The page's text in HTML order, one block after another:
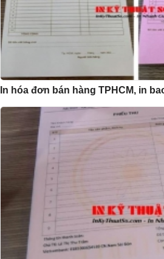
In hóa đơn bán hàng TPHCM, in